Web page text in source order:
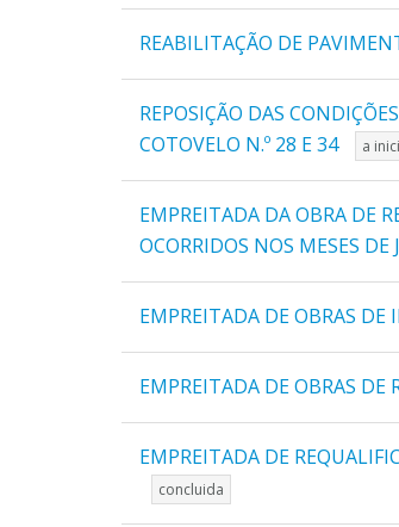
REABILITAÇÃO DE
REPOSIÇÃO DAS
COTOVELO N.º 28 E 34
a
EMPREITADA DA OBRA DE
OCORRIDOS NOS MESES
EMPREITADA DE OBRAS
EMPREITADA DE OBRAS DE
EMPREITADA DE
concluida